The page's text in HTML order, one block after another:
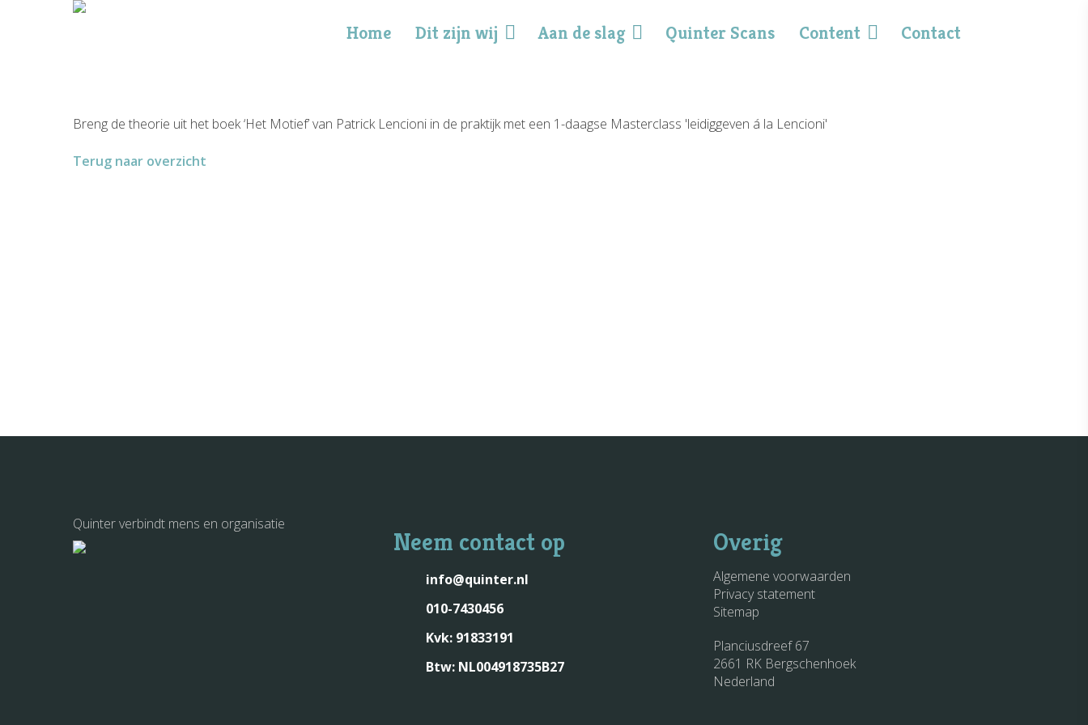
Home Dit zijn wij Aan de slag Quinter Scans Content Contact
Breng de theorie uit het boek ‘Het Motief’ van Patrick Lencioni in de praktijk met een 1-daagse Masterclass 'leidiggeven á la Lencioni'
Terug naar overzicht
Quinter verbindt mens en organisatie
Neem contact op
info@quinter.nl
010-7430456
Kvk: 91833191
Btw: NL004918735B27
Overig
Algemene voorwaarden
Privacy statement
Sitemap
Planciusdreef 67
2661 RK Bergschenhoek
Nederland